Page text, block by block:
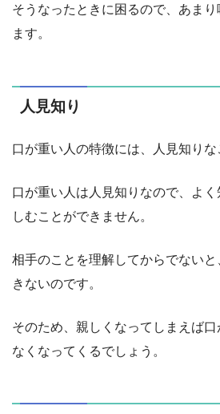
そうなったときに困るので、あま
ます。
人見知り
口が重い人の特徴には、人見知りな
口が重い人は人見知りなので、よ
しむことができません。
相手のことを理解してからでない
きないのです。
そのため、親しくなってしまえば
なくなってくるでしょう。